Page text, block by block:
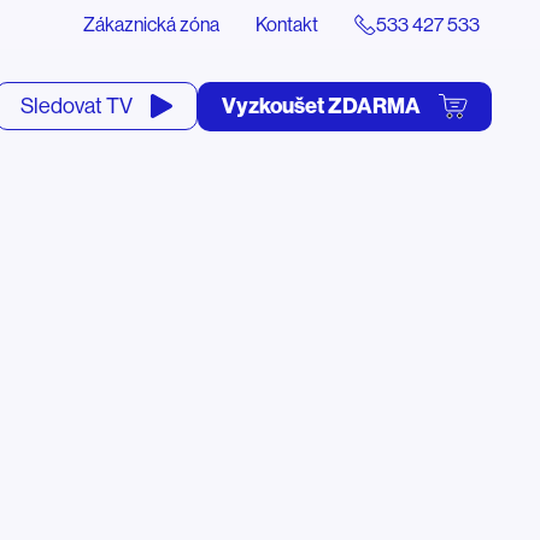
Zákaznická zóna Kontakt 533 427 533
Sledovat TV Vyzkoušet ZDARMA